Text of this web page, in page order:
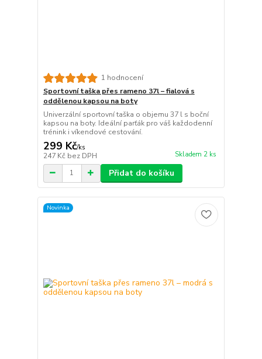
1 hodnocení
Sportovní taška přes rameno 37l – fialová s
oddělenou kapsou na boty
Univerzální sportovní taška o objemu 37 l s boční
kapsou na boty. Ideální parťák pro váš každodenní
trénink i víkendové cestování.
299 Kč/ks
247 Kč bez DPH Skladem 2 ks
Přidat do košíku
Novinka